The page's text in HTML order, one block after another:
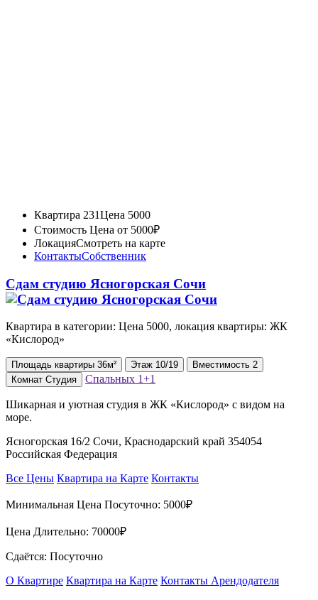
Квартира 231Цена 5000
Стоимость Цена от 5000₽
ЛокацияСмотреть на карте
КонтактыСобственник
Сдам студию Ясногорская Сочи
Квартира в категории: Цена 5000, локация квартиры: ЖК
«Кислород»
Площадь квартиры 36м² Этаж 10/19 Вместимость 2
Комнат Студия Спальных 1+1
Шикарная и уютная студия в ЖК «Кислород» с видом на
море.
Ясногорская 16/2 Сочи, Краснодарский край 354054
Российская Федерация
Все Цены Квартира на Карте Контакты
Минимальная Цена Посуточно: 5000₽
Цена Длительно: 70000₽
Сдаётся: Посуточно
О Квартире Квартира на Карте Контакты Арендодателя